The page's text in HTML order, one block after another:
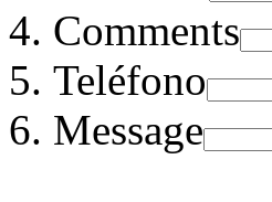
Comments
Teléfono
Message